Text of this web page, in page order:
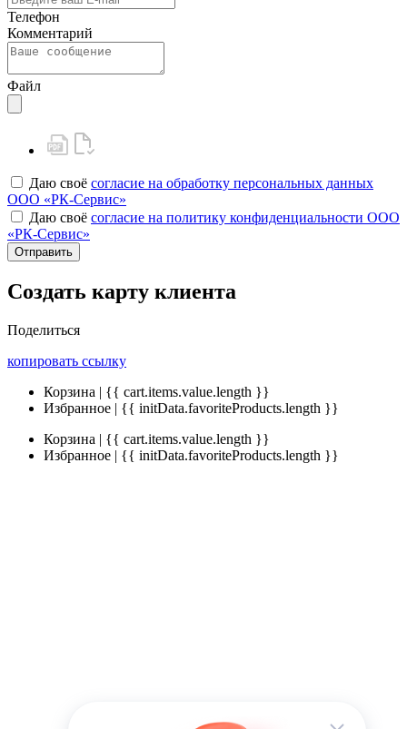
Телефон
Комментарий
Файл
Даю своё согласие на обработку персональных данных
ООО «РК-Сервис»
Даю своё согласие на политику конфиденциальности ООО
«РК-Сервис»
Отправить
Создать карту клиента
Поделиться
копировать ссылку
Корзина | {{ cart.items.value.length }}
Избранное | {{ initData.favoriteProducts.length }}
Корзина | {{ cart.items.value.length }}
Избранное | {{ initData.favoriteProducts.length }}